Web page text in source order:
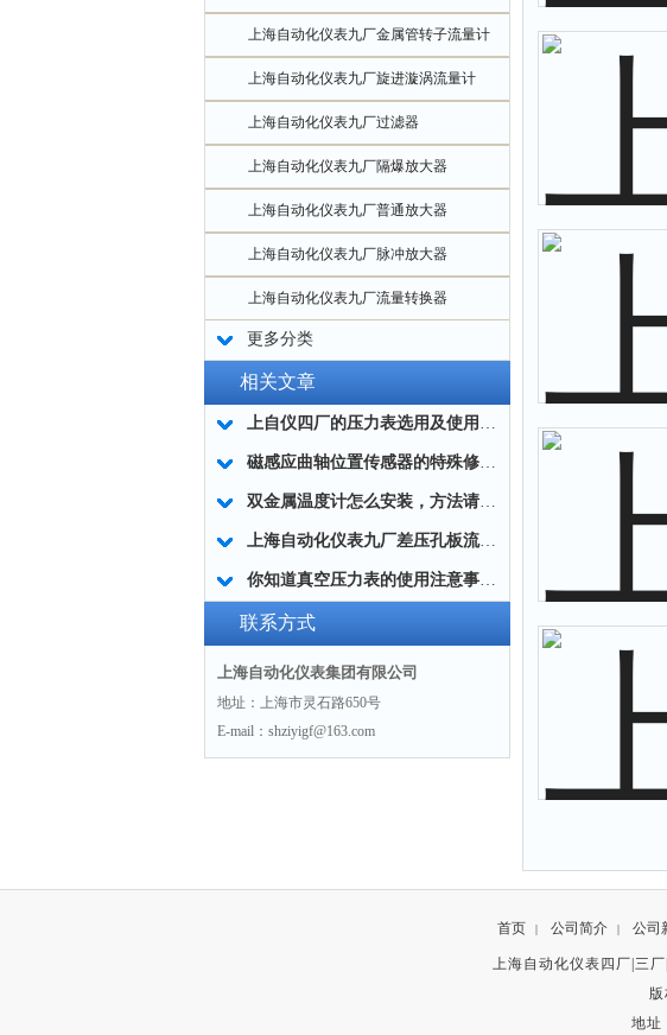
上海自动化仪表九厂金属管转子流量计
上海自动化仪表九厂旋进漩涡流量计
上海自动化仪表九厂过滤器
上海自动化仪表九厂隔爆放大器
上海自动化仪表九厂普通放大器
上海自动化仪表九厂脉冲放大器
上海自动化仪表九厂流量转换器
更多分类
相关文章
上自仪四厂的压力表选用及使用中的留意事项
磁感应曲轴位置传感器的特殊修复方法
双金属温度计怎么安装，方法请看这里
上海自动化仪表九厂差压孔板流量计数值不稳定什么原因
你知道真空压力表的使用注意事项有哪些吗？
联系方式
上海自动化仪表集团有限公司
地址：上海市灵石路650号
E-mail：shziyigf@163.com
首页 | 公司简介 | 公司
上海自动化仪表四厂|三
地址